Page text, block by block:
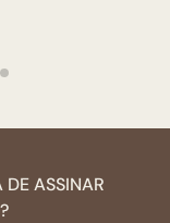
ASSINAR